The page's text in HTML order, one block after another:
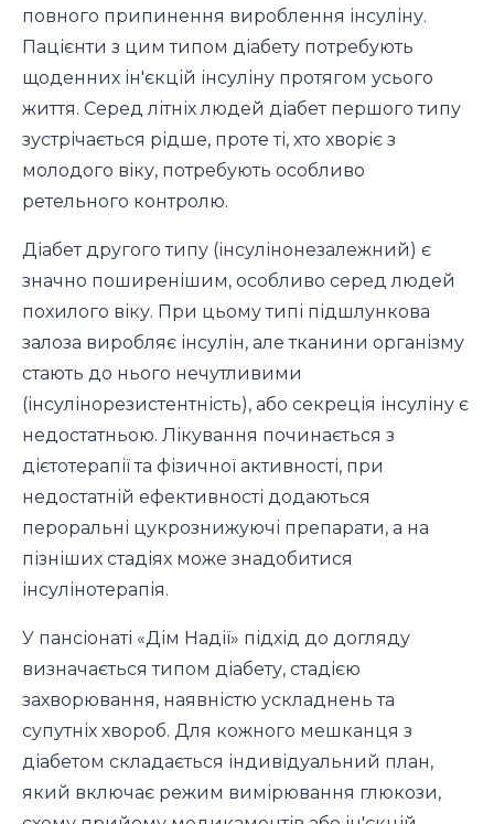
повного припинення вироблення інсуліну.
Пацієнти з цим типом діабету потребують
щоденних ін'єкцій інсуліну протягом усього
життя. Серед літніх людей діабет першого типу
зустрічається рідше, проте ті, хто хворіє з
молодого віку, потребують особливо
ретельного контролю.
Діабет другого типу (інсулінонезалежний) є
значно поширенішим, особливо серед людей
похилого віку. При цьому типі підшлункова
залоза виробляє інсулін, але тканини організму
стають до нього нечутливими
(інсулінорезистентність), або секреція інсуліну є
недостатньою. Лікування починається з
дієтотерапії та фізичної активності, при
недостатній ефективності додаються
пероральні цукрознижуючі препарати, а на
пізніших стадіях може знадобитися
інсулінотерапія.
У пансіонаті «Дім Надії» підхід до догляду
визначається типом діабету, стадією
захворювання, наявністю ускладнень та
супутніх хвороб. Для кожного мешканця з
діабетом складається індивідуальний план,
який включає режим вимірювання глюкози,